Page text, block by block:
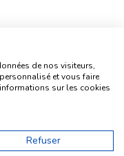
de nos visiteurs,
et vous faire
sur les cookies
Refuser